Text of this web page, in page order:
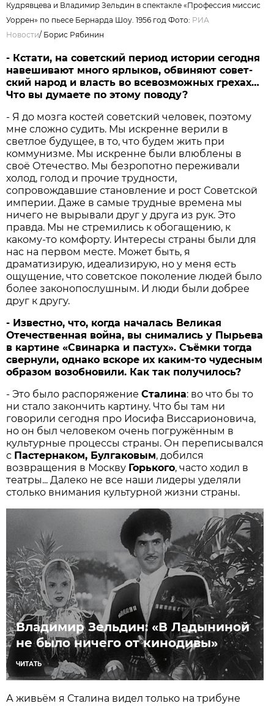
Кудрявцева и Владимир Зельдин в спектакле «Профессия миссис
Уоррен» по пьесе Бернарда Шоу. 1956 год Фото: РИА
Новости/ Борис Рябинин
- Кстати, на совет­ский период истории сегодня
навешивают много ярлыков, обвиняют совет­
ский народ и власть во всевозможных грехах…
Что вы думаете по этому поводу?
- Я до мозга костей советский человек, поэтому
мне сложно судить. Мы искренне верили в
светлое будущее, в то, что будем жить при
коммунизме. Мы искренне были влюблены в
своё Отечество. Мы безропотно переживали
холод, голод и прочие трудности,
сопровождавшие становление и рост Советской
империи. Даже в самые трудные времена мы
ничего не вырывали друг у друга из рук. Это
правда. Мы не стремились к обогащению, к
какому-то комфорту. Интересы страны были для
нас на первом месте. Может быть, я
драматизирую, идеализирую, но у меня есть
ощущение, что советское поколение людей было
более законопослушным. И люди были добрее
друг к другу.
- Известно, что, когда началась Великая
Отечественная война, вы снимались у Пырьева
в картине «Свинарка и пастух». Съёмки тогда
свернули, однако вскоре их каким-то чудесным
образом возобновили. Как так получилось?
- Это было распоряжениеСталина: во что бы то
ни стало закончить картину. Что бы там ни
говорили сегодня про Иосифа Виссарионовича,
но он был человеком очень погружённым в
культурные процессы страны. Он переписывался
с Пастернаком, Булгаковым, добился
возвращения в Москву Горького, часто ходил в
театры... Далеко не все наши лидеры уделяли
столько внимания культурной жизни страны.
Владимир Зельдин: «В Ладыниной
не было ничего от кинодивы»
ЧИТАТЬ
А живьём я Сталина видел только на трибуне